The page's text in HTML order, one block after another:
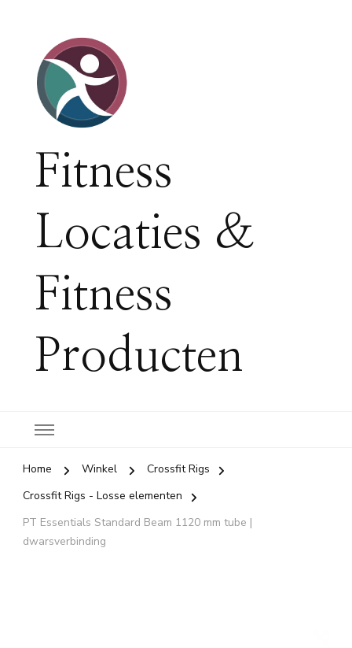
Fitness
Locaties &
Fitness
Producten
Home Winkel
Crossfit Rigs
Crossfit Rigs - Losse elementen
PT Essentials Standard Beam 1120 mm tube |
dwarsverbinding